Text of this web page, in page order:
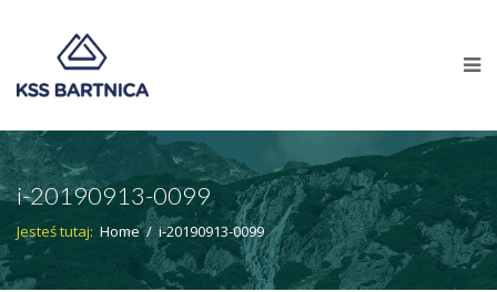
i-20190913-0099
Jesteś tutaj: Home / i-20190913-0099